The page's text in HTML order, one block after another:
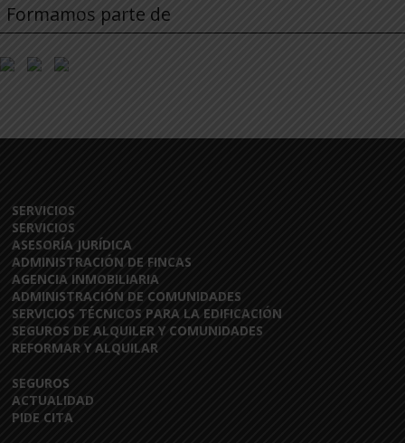
Formamos parte de
SERVICIOS
SERVICIOS
ASESORÍA JURÍDICA
ADMINISTRACIÓN DE FINCAS
AGENCIA INMOBILIARIA
ADMINISTRACIÓN DE COMUNIDADES
SERVICIOS TÉCNICOS PARA LA EDIFICACIÓN
SEGUROS DE ALQUILER Y COMUNIDADES
REFORMAR Y ALQUILAR
SEGUROS
ACTUALIDAD
PIDE CITA